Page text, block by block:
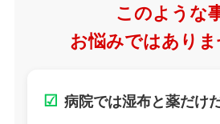
このような
お悩みではありま
☑ 病院では湿布と薬だけ